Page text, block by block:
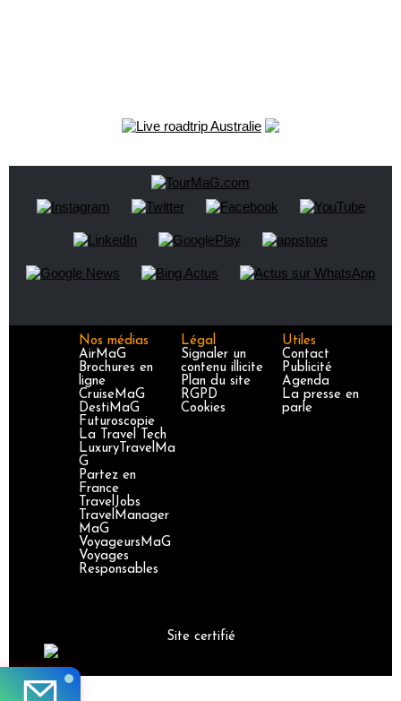
Nos médias
AirMaG
Brochures en
ligne
CruiseMaG
DestiMaG
Futuroscopie
La Travel Tech
LuxuryTravelMa
G
Partez en
France
TravelJobs
TravelManager
MaG
VoyageursMaG
Voyages
Responsables
Légal
Signaler un
contenu illicite
Plan du site
RGPD
Cookies
Utiles
Contact
Publicité
Agenda
La presse en
parle
Site certifié